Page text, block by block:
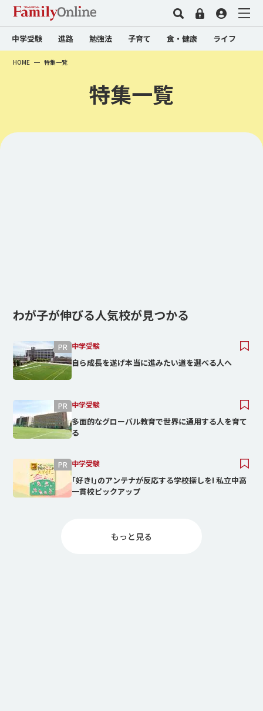
中学受験 進路 勉強法 子育て 食・健康 ライフ
HOME 特集一覧
特集一覧
わが子が伸びる人気校が見つかる
中学受験
自ら成長を遂げ本当に進みたい道を選べる人へ
中学受験
多面的なグローバル教育で世界に通用する人を育て
る
中学受験
｢好き!｣のアンテナが反応する学校探しを! 私立中高
一貫校ピックアップ
もっと⾒る